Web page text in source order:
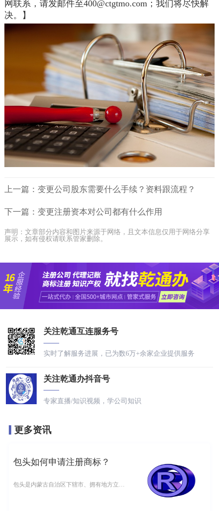
网联系，请发邮件至400@ctgtmo.com；我们将尽快解
决。】
上一篇：变更公司股东需要什么手续？资料跟流程？
下一篇：变更注册资本对公司都有什么作用
声明：文章部分内容和图片来源于网络，且文本信息仅用于网络分享
展示，如有侵权请联系管家删除。
关注乾通互连服务号
实时了解服务进展，已为数6万+余家企业提供服务
关注乾通办抖音号
专家直播/知识视频，学公司知识
更多资讯
包头如何申请注册商标？
包头是内蒙古自治区下辖市、拥有地方立法权的较大的市，是内蒙古的制造业、工业中心及最大城市，呼包银经济带、呼包鄂城市群的中心城市，是中国重要的基础工业基地和全球轻稀土产业中心。想要注册包头商标如何申请呢?下面乾通办小编就来为大家介绍一下包头商标注册申请的相关内容。